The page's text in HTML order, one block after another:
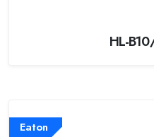
HL-
Eaton